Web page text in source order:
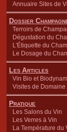
Annuaire Sites de
Dossier
Terroirs de
Dégustation du
L'Étiquette du
Le Dosage du
Les Articles
Vin Bio et
Visites de Domaine
Pratique
Les Salons du Vin
Les Verres à Vin
La Température du